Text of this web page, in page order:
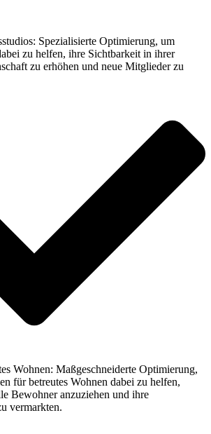
Spezialisierte Optimierung, um
zu helfen, ihre Sichtbarkeit in ihrer
zu erhöhen und neue Mitglieder zu
Wohnen: Maßgeschneiderte Optimierung,
für betreutes Wohnen dabei zu helfen,
Bewohner anzuziehen und ihre
vermarkten.